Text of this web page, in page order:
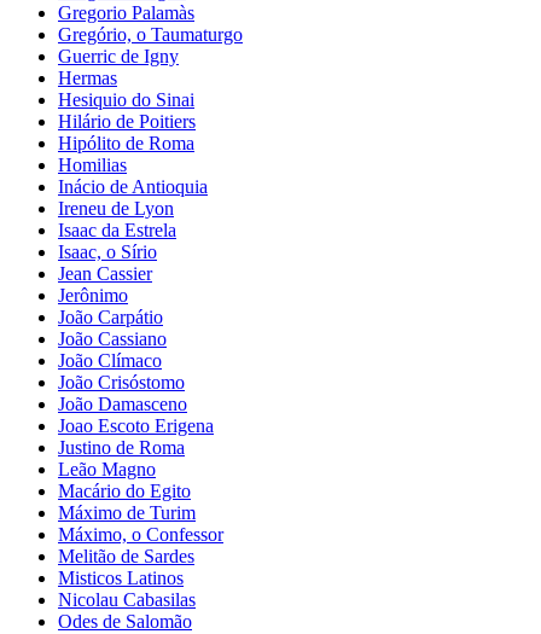
Gregorio Palamàs
Gregório, o Taumaturgo
Guerric de Igny
Hermas
Hesiquio do Sinai
Hilário de Poitiers
Hipólito de Roma
Homilias
Inácio de Antioquia
Ireneu de Lyon
Isaac da Estrela
Isaac, o Sírio
Jean Cassier
Jerônimo
João Carpátio
João Cassiano
João Clímaco
João Crisóstomo
João Damasceno
Joao Escoto Erigena
Justino de Roma
Leão Magno
Macário do Egito
Máximo de Turim
Máximo, o Confessor
Melitão de Sardes
Misticos Latinos
Nicolau Cabasilas
Odes de Salomão